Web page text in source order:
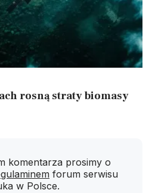
rosną straty biomasy
komentarza prosimy o
forum serwisu
w Polsce.